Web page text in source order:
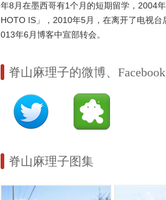
年8月在墨西哥有1个月的短期留学，2004
HOTO IS」，2010年5月，在离开了电视
013年6月博客中宣部转会。
脊山麻理子的微博、
脊山麻理子图集